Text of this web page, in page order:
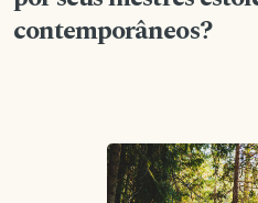
contemporâneos?